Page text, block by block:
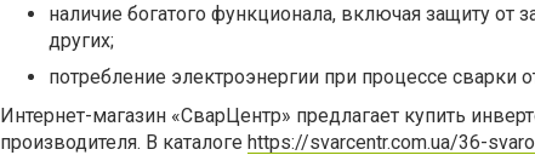
наличие богатого функционала, включая защиту от
других;
потребление электроэнергии при процессе сварки
Интернет-магазин «СварЦентр» предлагает купить
производителя. В каталоге https://svarcentr.com.ua/36-